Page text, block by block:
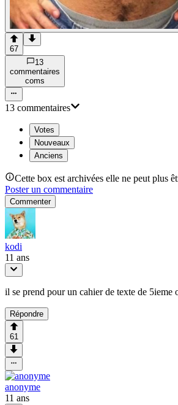
67
13
commentaires
coms
13 commentaires
Votes
Nouveaux
Anciens
Cette box est archivées elle ne peut plus
Poster un commentaire
Commenter
kodi
11 ans
il se prend pour un cahier de texte de 5ieme
Répondre
61
anonyme
11 ans